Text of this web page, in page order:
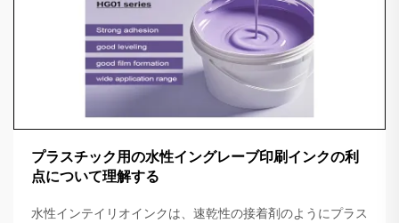
プラスチック用の水性イングレーブ印刷インクの利
点について理解する
水性インテイリオインクは、速乾性の接着剤のようにプラス